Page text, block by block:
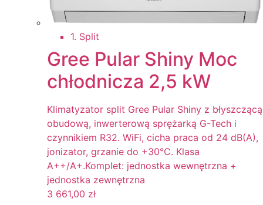
1. Split
Gree Pular Shiny Moc
chłodnicza 2,5 kW
Klimatyzator split Gree Pular Shiny z błyszczącą
obudową, inwerterową sprężarką G-Tech i
czynnikiem R32. WiFi, cicha praca od 24 dB(A),
jonizator, grzanie do +30°C. Klasa
A++/A+.Komplet: jednostka wewnętrzna +
jednostka zewnętrzna
3 661,00 zł